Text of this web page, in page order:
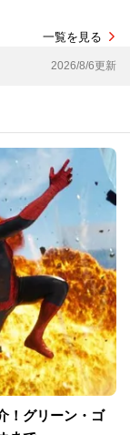
一覧を見る
2026/8/6更新
！グリーン・ゴ